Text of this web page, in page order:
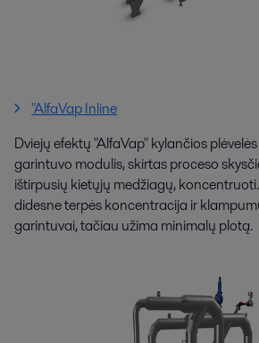
"AlfaVap Inline
Dviejų efektų "AlfaVap" kylančios
garintuvo modulis, skirtas proceso
ištirpusių kietųjų medžiagų,
didesne terpės koncentracija ir
garintuvai, tačiau užima minimalų plotą.